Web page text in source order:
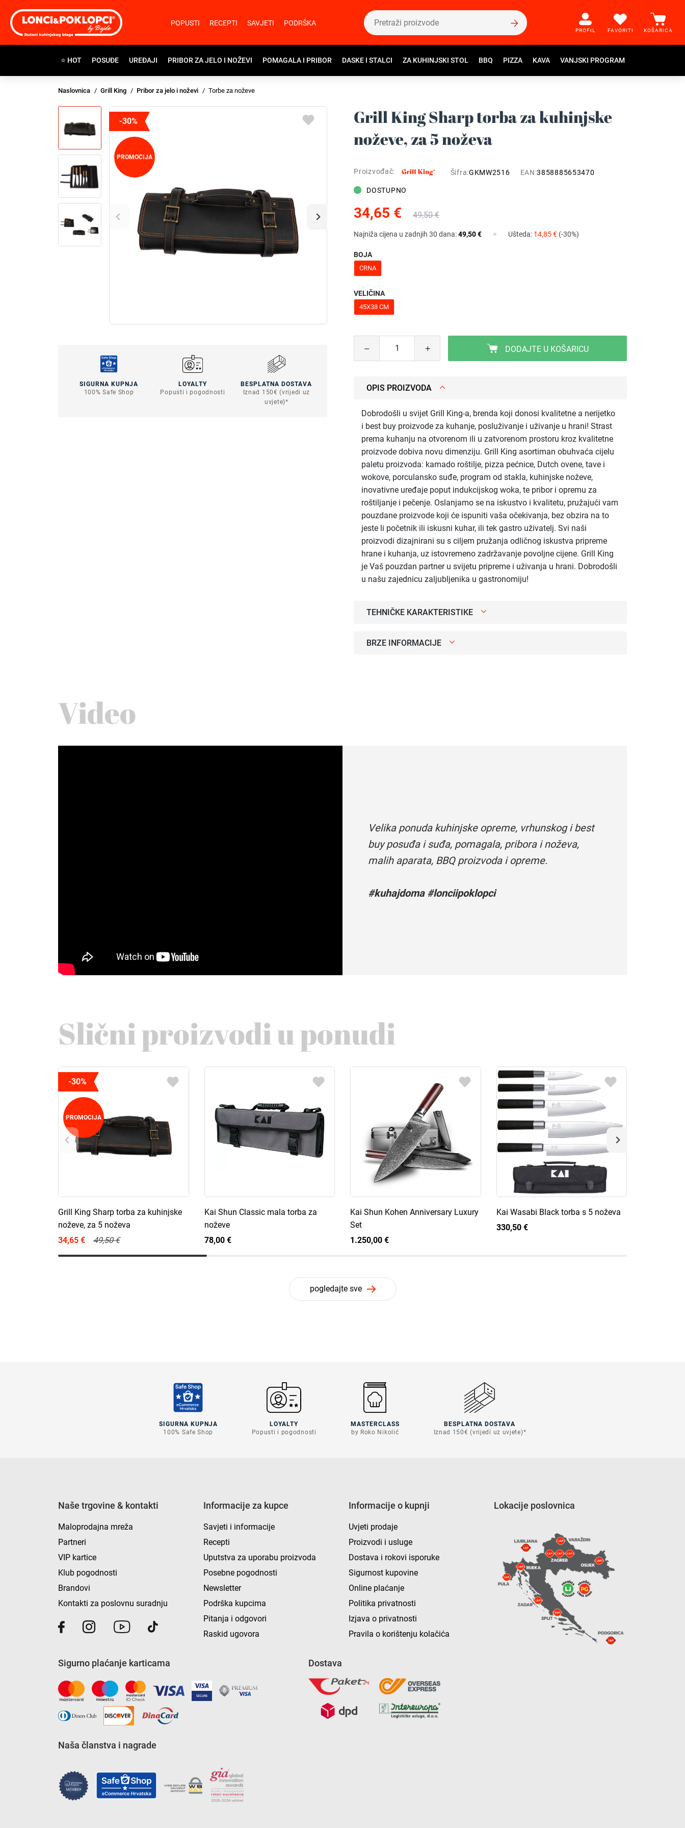
POPUSTI RECEPTI SAVJETI PODRŠKA
PROFIL FAVORITI KOŠARICA
⭐ HOT POSUĐE UREĐAJI PRIBOR ZA JELO I NOŽEVI POMAGALA I PRIBOR DASKE I STALCI ZA KUHINJSKI STOL BBQ PIZZA KAVA VANJSKI PROGRAM
Naslovnica Grill King Pribor za jelo i noževi Torbe za noževe
-30%
PROMOCIJA
SIGURNA KUPNJA
100% Safe Shop
LOYALTY
Popusti i pogodnosti
BESPLATNA DOSTAVA
Iznad 150€ (vrijedi uz
uvjete)*
Grill King Sharp torba za kuhinjske
noževe, za 5 noževa
Proizvođač: Šifra:GKMW2516 EAN:3858885653470
DOSTUPNO
34,65 € 49,50 €
Najniža cijena u zadnjih 30 dana:49,50 € Ušteda: 14,85 € (-30%)
BOJA
CRNA
VELIČINA
45X38 CM
DODAJTE U KOŠARICU
OPIS PROIZVODA
Dobrodošli u svijet Grill King-a, brenda koji donosi kvalitetne a nerijetko
i best buy proizvode za kuhanje, posluživanje i uživanje u hrani! Strast
prema kuhanju na otvorenom ili u zatvorenom prostoru kroz kvalitetne
proizvode dobiva novu dimenziju. Grill King asortiman obuhvaća cijelu
paletu proizvoda: kamado roštilje, pizza pećnice, Dutch ovene, tave i
wokove, porculansko suđe, program od stakla, kuhinjske noževe,
inovativne uređaje poput indukcijskog woka, te pribor i opremu za
roštiljanje i pečenje. Oslanjamo se na iskustvo i kvalitetu, pružajući vam
pouzdane proizvode koji će ispuniti vaša očekivanja, bez obzira na to
jeste li početnik ili iskusni kuhar, ili tek gastro uživatelj. Svi naši
proizvodi dizajnirani su s ciljem pružanja odličnog iskustva pripreme
hrane i kuhanja, uz istovremeno zadržavanje povoljne cijene. Grill King
je Vaš pouzdan partner u svijetu pripreme i uživanja u hrani. Dobrodošli
u našu zajednicu zaljubljenika u gastronomiju!
TEHNIČKE KARAKTERISTIKE
BRZE INFORMACIJE
Video
Velika ponuda kuhinjske opreme, vrhunskog i best
buy posuđa i suđa, pomagala, pribora i noževa,
malih aparata, BBQ proizvoda i opreme.
#kuhajdoma #lonciipoklopci
Slični proizvodi u ponudi
-30%
PROMOCIJA
Grill King Sharp torba za kuhinjske
noževe, za 5 noževa
34,65 €
49,50 €
Kai Shun Classic mala torba za
noževe
78,00 €
Kai Shun Kohen Anniversary Luxury
Set
1.250,00 €
Kai Wasabi Black torba s 5 noževa
330,50 €
pogledajte sve
SIGURNA KUPNJA
100% Safe Shop
LOYALTY
Popusti i pogodnosti
MASTERCLASS
by Roko Nikolić
BESPLATNA DOSTAVA
Iznad 150€ (vrijedi uz uvjete)*
Naše trgovine & kontakti
Maloprodajna mreža
Partneri
VIP kartice
Klub pogodnosti
Brandovi
Kontakti za poslovnu suradnju
Informacije za kupce
Savjeti i informacije
Recepti
Uputstva za uporabu proizvoda
Posebne pogodnosti
Newsletter
Podrška kupcima
Pitanja i odgovori
Raskid ugovora
Informacije o kupnji
Uvjeti prodaje
Proizvodi i usluge
Dostava i rokovi isporuke
Sigurnost kupovine
Online plaćanje
Politika privatnosti
Izjava o privatnosti
Pravila o korištenju kolačića
Lokacije poslovnica
Sigurno plaćanje karticama
Naša članstva i nagrade
Dostava